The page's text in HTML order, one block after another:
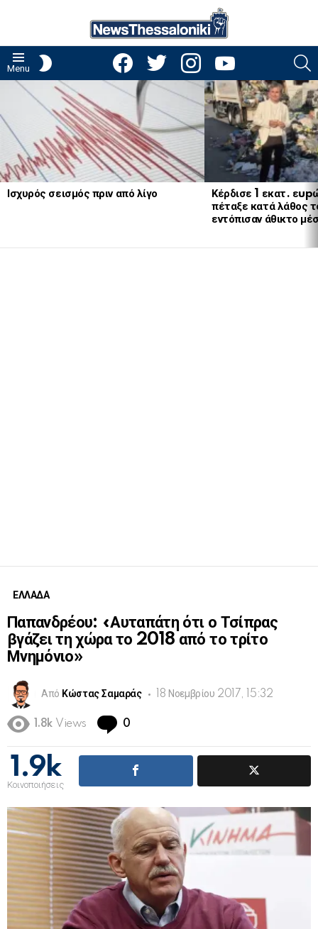
Menu
facebooktwitter instagramyoutube
LATEST
STORIES
Ισχυρός σεισμός πριν από λίγο
Κέρδισε 1 εκατ.
πέταξε κατά λάθος
εντόπισαν άθικτο
ΕΛΛΑΔΑ
Παπανδρέου: «Αυταπάτη ότι ο Τσίπρας
βγάζει τη χώρα το 2018 από το τρίτο
Μνημόνιο»
Από Κώστας Σαμαράς 18 Νοεμβρίου 2017, 15:32
1.8k Views 0
1.9k
Κοινοποιήσεις